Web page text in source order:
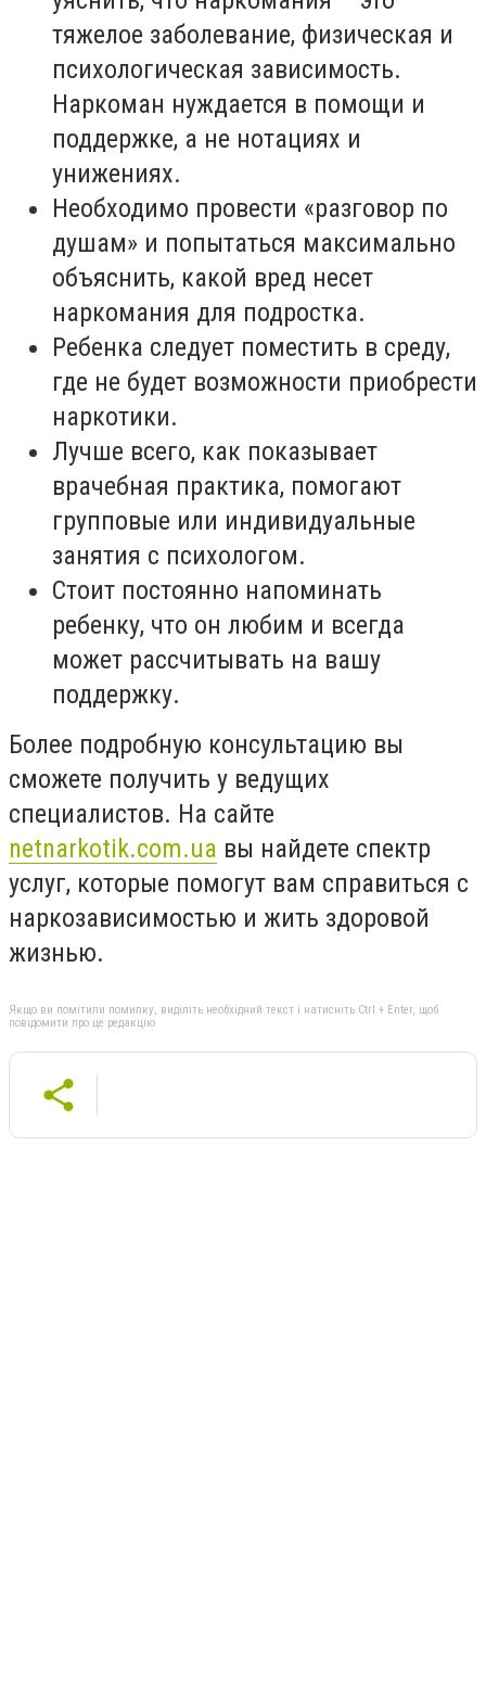
тяжелое заболевание, физическая и
психологическая зависимость.
Наркоман нуждается в помощи и
поддержке, а не нотациях и
унижениях.
Необходимо провести «разговор по
душам» и попытаться максимально
объяснить, какой вред несет
наркомания для подростка.
Ребенка следует поместить в среду,
где не будет возможности приобрести
наркотики.
Лучше всего, как показывает
врачебная практика, помогают
групповые или индивидуальные
занятия с психологом.
Стоит постоянно напоминать
ребенку, что он любим и всегда
может рассчитывать на вашу
поддержку.
Более подробную консультацию вы
сможете получить у ведущих
специалистов. На сайте
netnarkotik.com.ua вы найдете спектр
услуг, которые помогут вам справиться с
наркозависимостью и жить здоровой
жизнью.
Якщо ви помітили помилку, виділіть необхідний текст і натисніть Ctrl + Enter, щоб
повідомити про це редакцію